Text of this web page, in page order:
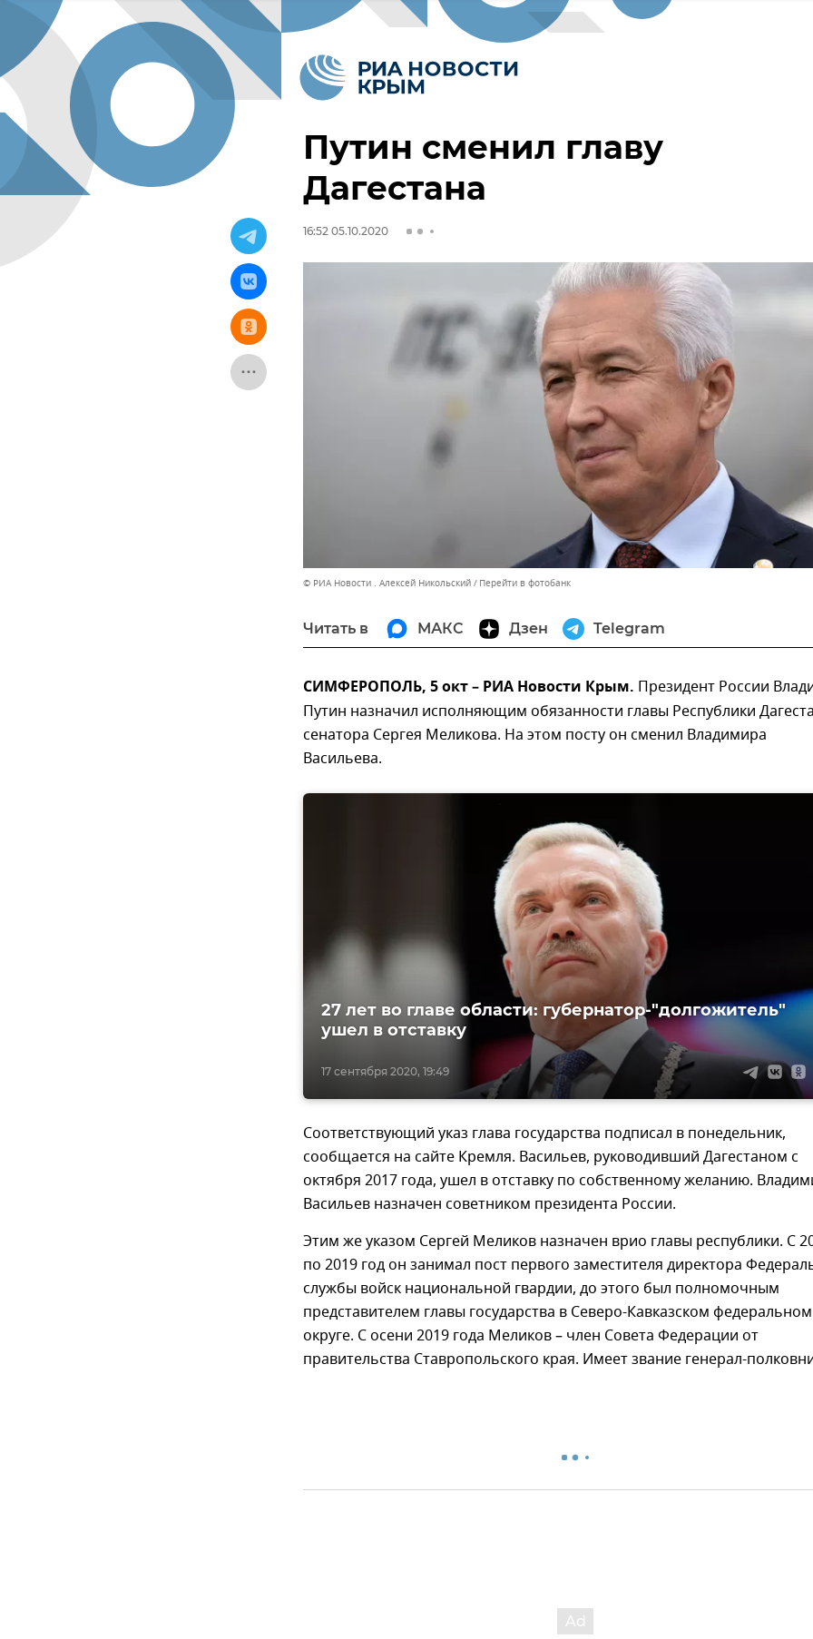
Путин сменил главу
Дагестана
16:52 05.10.2020
© РИА Новости . Алексей Никольский Перейти в фотобанк
Читать в МАКС Дзен Telegram
СИМФЕРОПОЛЬ, 5 окт – РИА Новости Крым. Президент России
Путин назначил исполняющим обязанности главы Республики
сенатора Сергея Меликова. На этом посту он сменил Владимира
Васильева.
17 сентября 2020, 19:49
27 лет во главе области: губернатор-"долгожитель"
ушел в отставку
Соответствующий указ глава государства подписал в понедельник,
сообщается на сайте Кремля. Васильев, руководивший Дагестаном с
октября 2017 года, ушел в отставку по собственному желанию.
Васильев назначен советником президента России.
Этим же указом Сергей Меликов назначен врио главы республики. С
по 2019 год он занимал пост первого заместителя директора
службы войск национальной гвардии, до этого был полномочным
представителем главы государства в Северо-Кавказском федеральном
округе. С осени 2019 года Меликов – член Совета Федерации от
правительства Ставропольского края. Имеет звание генерал-